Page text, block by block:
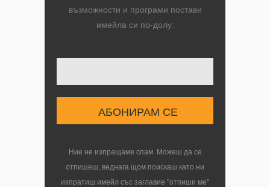
възможности и програми постави
имейла си по-долу:
Ние не изпращаме спам. Можеш да се
отпишеш, веднага щом поискаш като ни
изпратиш имейл със заглавие "отпиши ме"